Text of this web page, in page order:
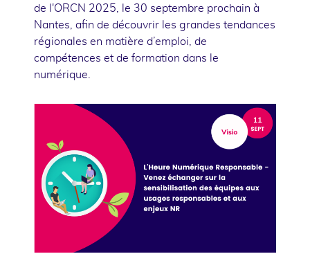
de l'ORCN 2025, le 30 septembre prochain à
Nantes, afin de découvrir les grandes tendances
régionales en matière d’emploi, de
compétences et de formation dans le
numérique.